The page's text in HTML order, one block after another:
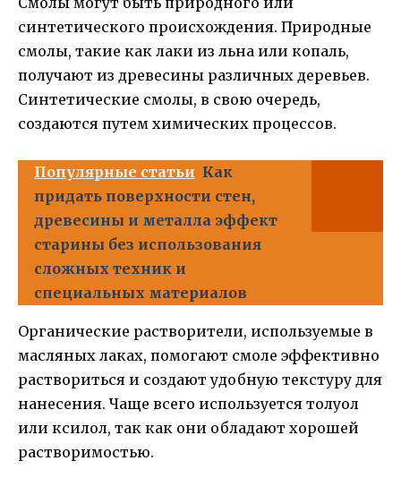
синтетического происхождения. Природные
смолы, такие как лаки из льна или копаль,
получают из древесины различных деревьев.
Синтетические смолы, в свою очередь,
создаются путем химических процессов.
Популярные статьи Как
придать поверхности стен,
древесины и металла эффект
старины без использования
сложных техник и
специальных материалов
Органические растворители, используемые в
масляных лаках, помогают смоле эффективно
раствориться и создают удобную текстуру для
нанесения. Чаще всего используется толуол
или ксилол, так как они обладают хорошей
растворимостью.